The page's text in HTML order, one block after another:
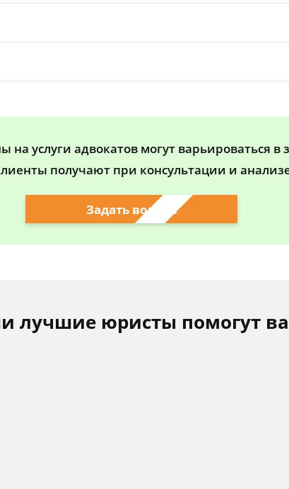
услуги адвокатов могут варьироваться в
получают при консультации и
Задать вопрос
лучшие юристы помогут